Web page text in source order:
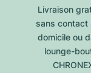
Livraison
sans contact
domicile ou
lounge-